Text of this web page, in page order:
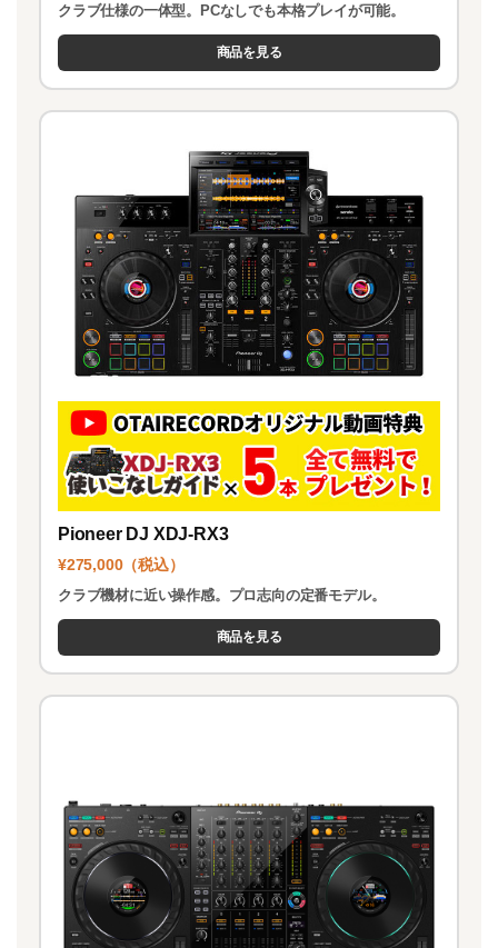
クラブ仕様の一体型。PCなしでも本格プレイが可能。
商品を見る
Pioneer DJ XDJ-RX3
¥275,000（税込）
クラブ機材に近い操作感。プロ志向の定番モデル。
商品を見る